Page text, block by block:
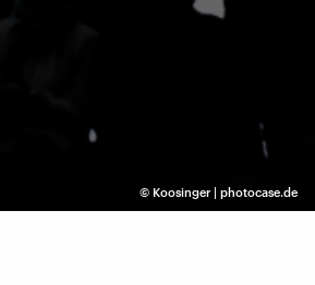
© Koosinger | photocase.de